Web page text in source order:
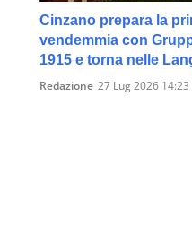
Cinzano prepara la
vendemmia con
1915 e torna nelle
Redazione 27 Lug 2026 14:23